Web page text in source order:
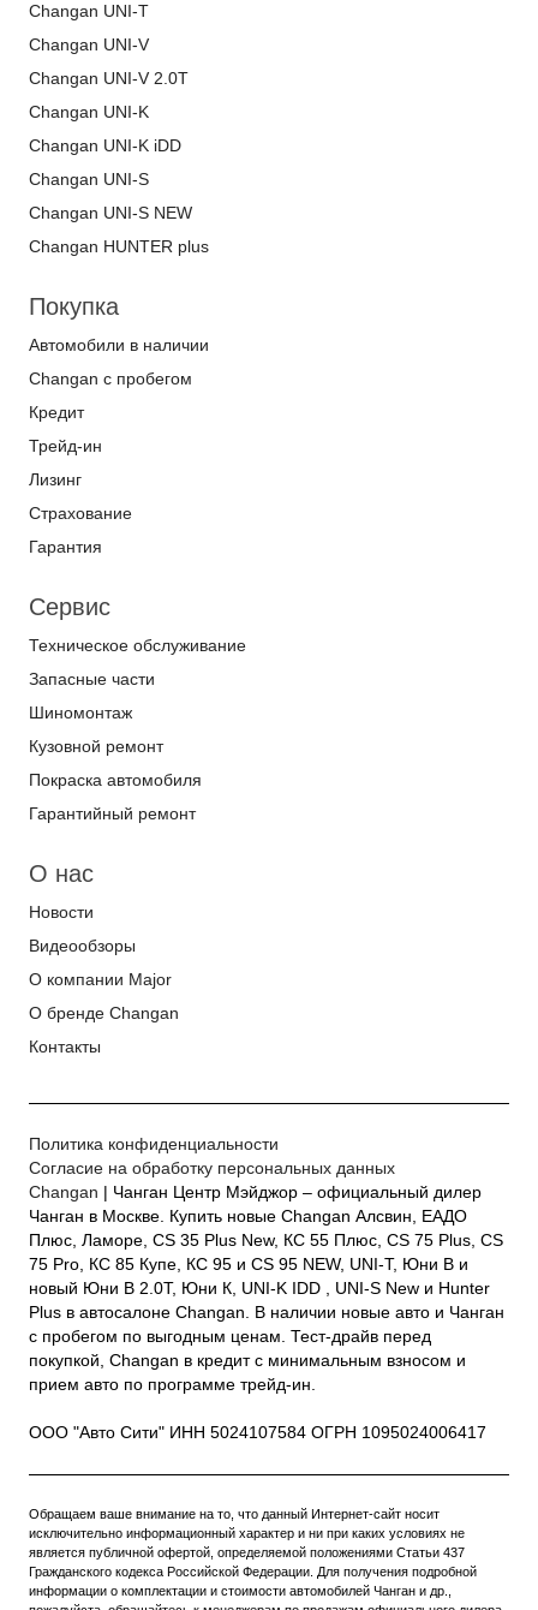
Changan UNI-T
Changan UNI-V
Changan UNI-V 2.0T
Changan UNI-K
Changan UNI-K iDD
Changan UNI-S
Changan UNI-S NEW
Changan HUNTER plus
Покупка
Автомобили в наличии
Changan с пробегом
Кредит
Трейд-ин
Лизинг
Страхование
Гарантия
Сервис
Техническое обслуживание
Запасные части
Шиномонтаж
Кузовной ремонт
Покраска автомобиля
Гарантийный ремонт
О нас
Новости
Видеообзоры
О компании Major
О бренде Changan
Контакты
Политика конфиденциальности
Согласие на обработку персональных данных
Changan | Чанган Центр Мэйджор – официальный дилер
Чанган в Москве. Купить новые Changan Алсвин, ЕАДО
Плюс, Ламоре, CS 35 Plus New, КС 55 Плюс, CS 75 Plus, CS
75 Pro, КС 85 Купе, КС 95 и CS 95 NEW, UNI-T, Юни В и
новый Юни В 2.0Т, Юни К, UNI-K IDD , UNI-S New и Hunter
Plus в автосалоне Changan. В наличии новые авто и Чанган
с пробегом по выгодным ценам. Тест-драйв перед
покупкой, Changan в кредит с минимальным взносом и
прием авто по программе трейд-ин.
ООО "Авто Сити" ИНН 5024107584 ОГРН 1095024006417
Обращаем ваше внимание на то, что данный Интернет-сайт носит
исключительно информационный характер и ни при каких условиях не
является публичной офертой, определяемой положениями Статьи 437
Гражданского кодекса Российской Федерации. Для получения подробной
информации о комплектации и стоимости автомобилей Чанган и др.,